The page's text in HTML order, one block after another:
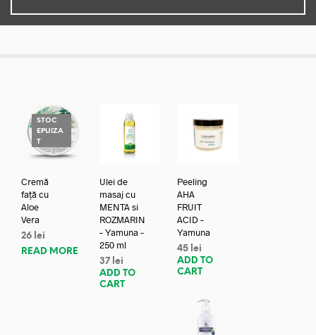
STOC
EPUIZA
T
Cremă
față cu
Aloe
Vera
26 lei
READ MORE
Ulei de
masaj cu
MENTA si
ROZMARIN
– Yamuna –
250 ml
37 lei
ADD TO
CART
Peeling
AHA
FRUIT
ACID –
Yamuna
45 lei
ADD TO
CART